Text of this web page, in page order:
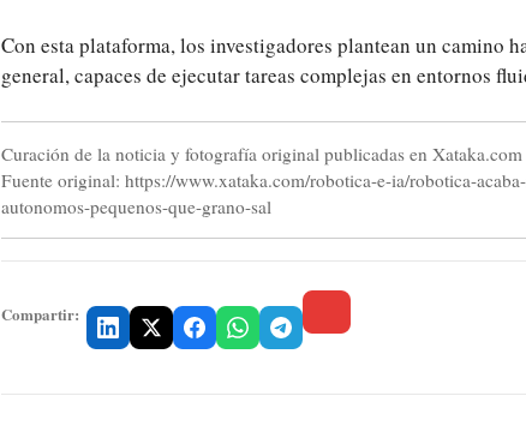
Con esta plataforma, los investigadores plantean un camino
general, capaces de ejecutar tareas complejas en entornos
Curación de la noticia y fotografía original publicadas en Xataka.com
Fuente original: https://www.xataka.com/robotica-e-ia/robotica-
autonomos-pequenos-que-grano-sal
Compartir: